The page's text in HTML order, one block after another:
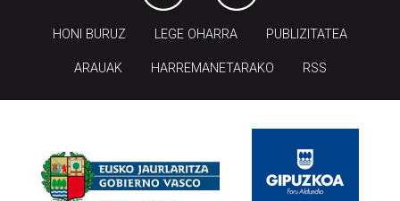
HONI BURUZ LEGE OHARRA PUBLIZITATEA
ARAUAK HARREMANETARAKO RSS